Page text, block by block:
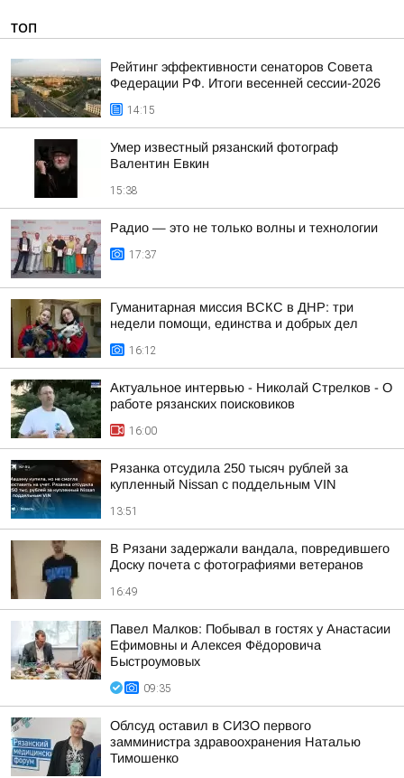
ТОП
Рейтинг эффективности сенаторов Совета
Федерации РФ. Итоги весенней сессии-2026
14:15
Умер известный рязанский фотограф
Валентин Евкин
15:38
Радио — это не только волны и технологии
17:37
Гуманитарная миссия ВСКС в ДНР: три
недели помощи, единства и добрых дел
16:12
Актуальное интервью - Николай Стрелков - О
работе рязанских поисковиков
16:00
Рязанка отсудила 250 тысяч рублей за
купленный Nissan с поддельным VIN
13:51
В Рязани задержали вандала, повредившего
Доску почета с фотографиями ветеранов
16:49
Павел Малков: Побывал в гостях у Анастасии
Ефимовны и Алексея Фёдоровича
Быстроумовых
09:35
Облсуд оставил в СИЗО первого
замминистра здравоохранения Наталью
Тимошенко